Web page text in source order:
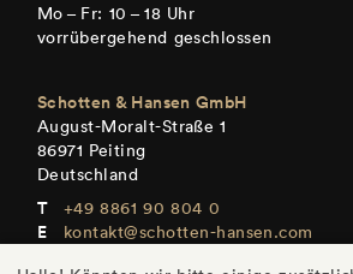
Mo – Fr: 10 – 18 Uhr
vorrübergehend geschlossen
Schotten & Hansen GmbH
August-Moralt-Straße 1
86971 Peiting
Deutschland
+49 8861 90 804 0
kontakt@schotten-hansen.com